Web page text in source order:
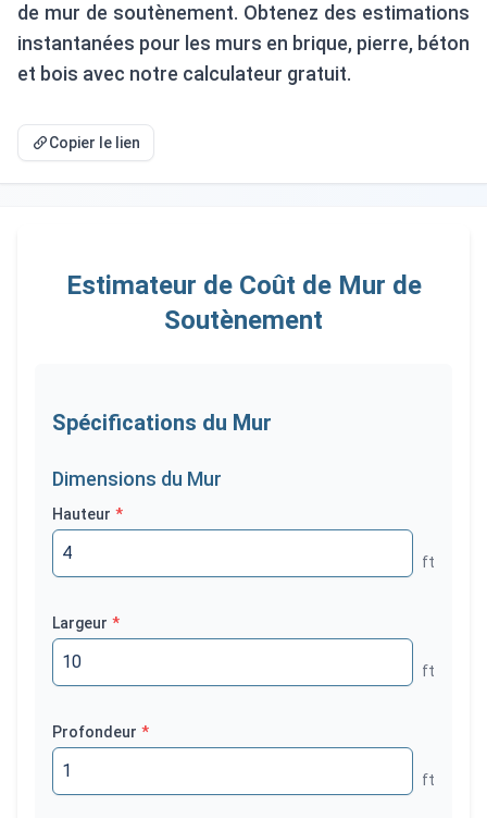
de mur de soutènement. Obtenez des estimations
instantanées pour les murs en brique, pierre, béton
et bois avec notre calculateur gratuit.
Copier le lien
Estimateur de Coût de Mur de
Soutènement
Spécifications du Mur
Dimensions du Mur
Hauteur *
ft
Largeur *
ft
Profondeur *
ft